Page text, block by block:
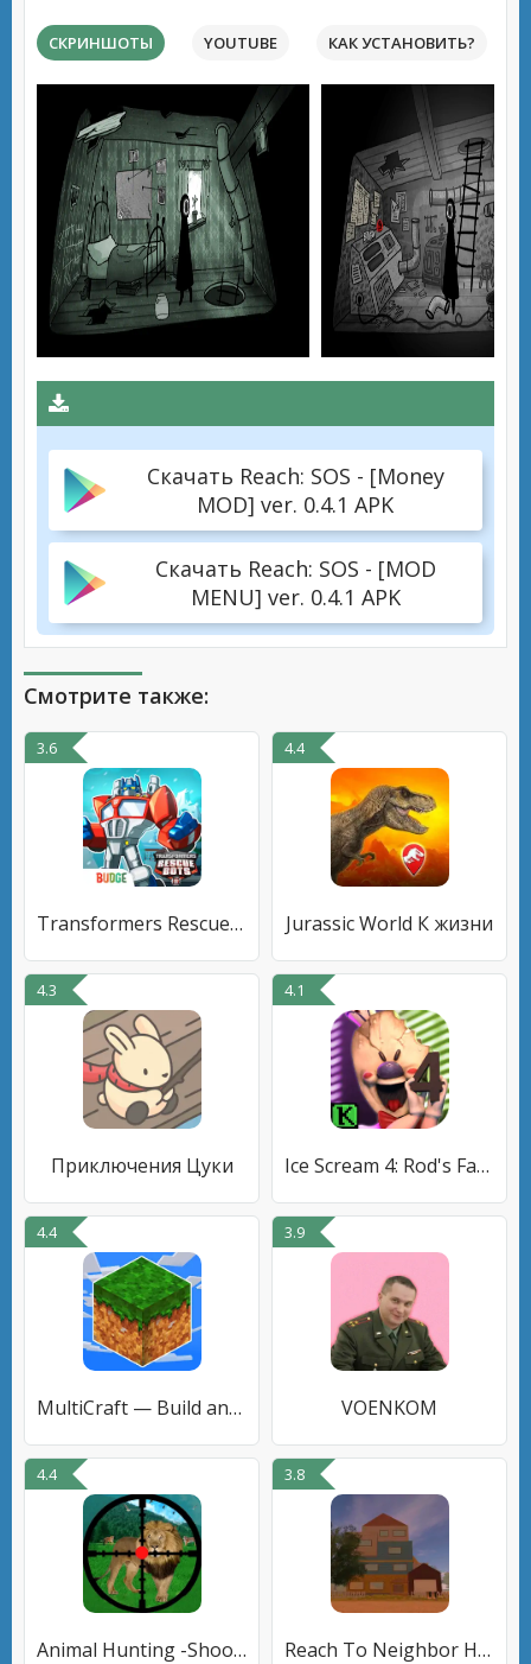
СКРИНШОТЫ YOUTUBE КАК УСТАНОВИТЬ?
Скачать Reach: SOS - [Money
MOD] ver. 0.4.1 APK
Скачать Reach: SOS - [MOD
MENU] ver. 0.4.1 APK
Смотрите также:
3.6
Transformers Rescue Bots Герой
4.4
Jurassic World К жизни
4.3
Приключения Цуки
4.1
Ice Scream 4: Rod's Factory
4.4
MultiCraft — Build and Mine!
3.9
VOENKOM
4.4
Animal Hunting -Shooting Games
3.8
Reach To Neighbor House